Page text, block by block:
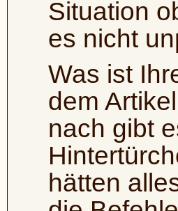
Situation
es nicht
Was ist
dem
nach gibt
hätten